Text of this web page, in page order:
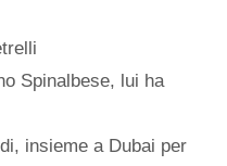
Spinalbese, lui ha
insieme a Dubai per